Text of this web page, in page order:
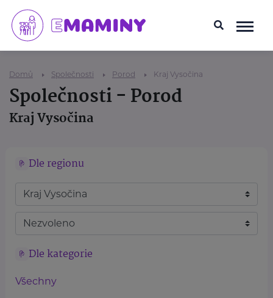
Domů Společnosti Porod Kraj Vysočina
Společnosti - Porod
Kraj Vysočina
Dle regionu
Dle kategorie
Všechny